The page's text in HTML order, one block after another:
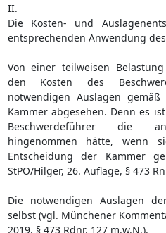
II.
Die Kosten- und
entsprechenden Anwendung des
Von einer teilweisen
den Kosten des
notwendigen Auslagen gemäß
Kammer abgesehen. Denn es
Beschwerdeführer die
hingenommen hätte, wenn
Entscheidung der Kammer
StPO/Hilger, 26. Auflage, § 473
Die notwendigen Auslagen
selbst (vgl. Münchener
2019, § 473 Rdnr. 127 m.w.N.).